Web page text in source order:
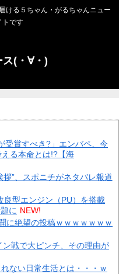
ける５ちゃん・がるちゃんニュー
トです
ス(・∀・)
受賞すべき?」エンバペ、今
る本命とは!?【海
”、スポニチがネタバレ報道
良型エンジン（PU）を搭載
に NEW!
に絶望の投稿ｗｗｗｗｗｗｗ
戦で大ピンチ、その理由が
ない日常生活とは・・・ｗ